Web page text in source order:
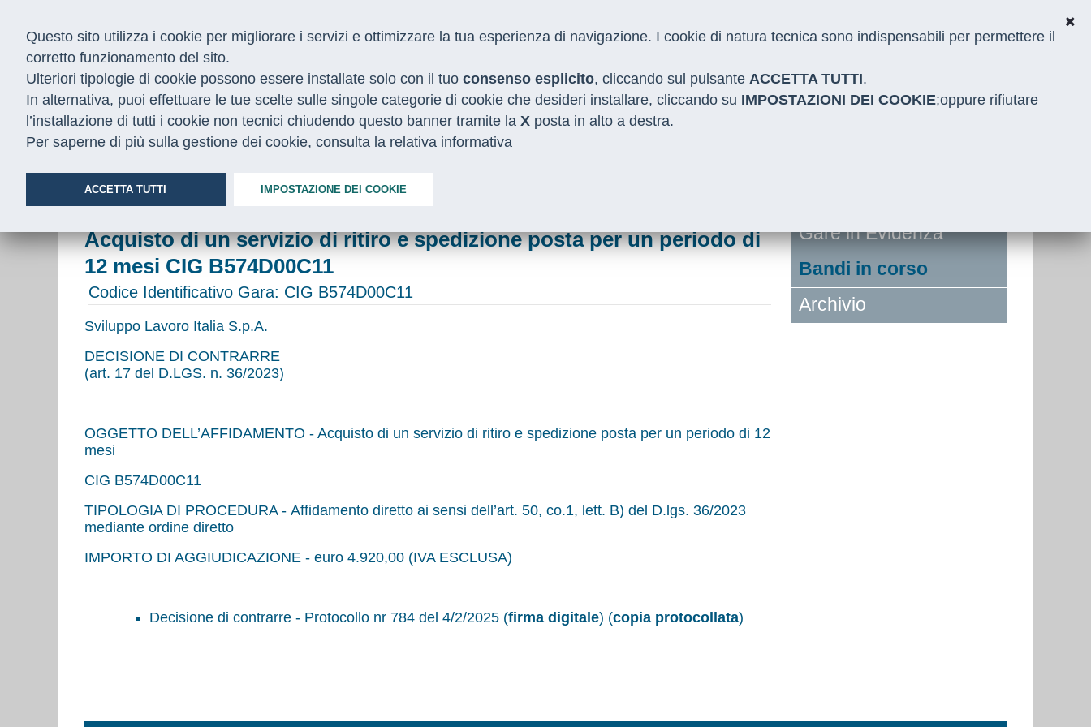
CHI SIAMO COSA FACCIAMO I NOSTRI SERVIZI MEDIA CON LE REGIONI
Home / Bandi / Bandi in corso
Acquisto di un servizio di ritiro e spedizione posta per un periodo di
12 mesi CIG B574D00C11
Codice Identificativo Gara: CIG B574D00C11
Sviluppo Lavoro Italia S.p.A.
DECISIONE DI CONTRARRE
(art. 17 del D.LGS. n. 36/2023)
OGGETTO DELL’AFFIDAMENTO - Acquisto di un servizio di ritiro e spedizione posta per un periodo di 12
mesi
CIG B574D00C11
TIPOLOGIA DI PROCEDURA - Affidamento diretto ai sensi dell’art. 50, co.1, lett. B) del D.lgs. 36/2023
mediante ordine diretto
IMPORTO DI AGGIUDICAZIONE - euro 4.920,00 (IVA ESCLUSA)
Decisione di contrarre - Protocollo nr 784 del 4/2/2025 (firma digitale) (copia protocollata)
Gare in Evidenza
Bandi in corso
Archivio
Questo sito utilizza i cookie per migliorare i servizi e ottimizzare la tua esperienza di navigazione. I cookie di natura tecnica sono indispensabili per permettere il
corretto funzionamento del sito.
Ulteriori tipologie di cookie possono essere installate solo con il tuo consenso esplicito, cliccando sul pulsante ACCETTA TUTTI.
In alternativa, puoi effettuare le tue scelte sulle singole categorie di cookie che desideri installare, cliccando su IMPOSTAZIONI DEI COOKIE;oppure rifiutare
l’installazione di tutti i cookie non tecnici chiudendo questo banner tramite la X posta in alto a destra.
Per saperne di più sulla gestione dei cookie, consulta la relativa informativa
ACCETTA TUTTI IMPOSTAZIONE DEI COOKIE